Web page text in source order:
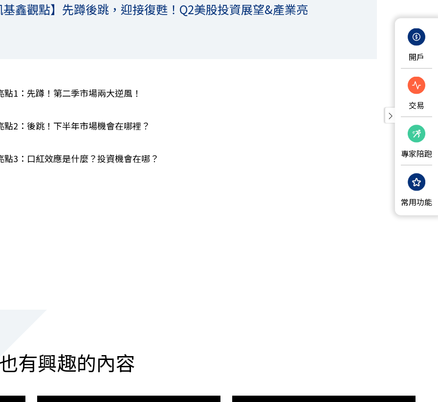
開戶
交易
專家陪跑
常用功能
鑫觀點】先蹲後跳，迎接復甦！Q2美股投資展望&產業亮
點1：先蹲！第二季市場兩大逆風！
點2：後跳！下半年市場機會在哪裡？
點3：口紅效應是什麼？投資機會在哪？
有興趣的內容